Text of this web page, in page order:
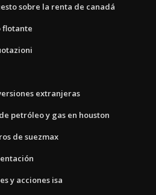
sobre la renta de canadá
flotante
extranjeras
petróleo y gas en houston
de suezmax
y acciones isa